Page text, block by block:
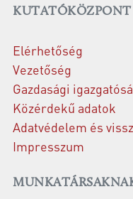
KUTATÓKÖZPONT
Elérhetőség
Vezetőség
Gazdasági
Közérdekű adatok
Adatvédelem és
Impresszum